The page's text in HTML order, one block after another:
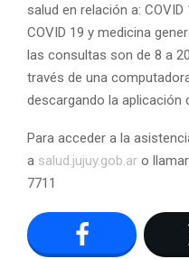
salud en relación a:
COVID 19 y medicina
las consultas son de 8 a
través de una
descargando la aplicación
Para acceder a la
a salud.jujuy.gob.ar o
7711